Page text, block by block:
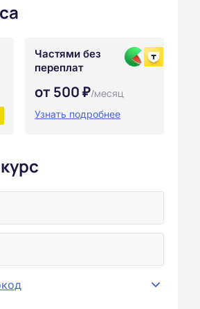
Частями без
переплат
от 500 ₽/месяц
Узнать подробнее